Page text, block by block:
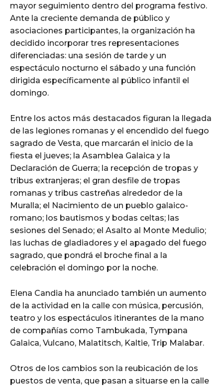
mayor seguimiento dentro del programa festivo.
Ante la creciente demanda de público y
asociaciones participantes, la organización ha
decidido incorporar tres representaciones
diferenciadas: una sesión de tarde y un
espectáculo nocturno el sábado y una función
dirigida específicamente al público infantil el
domingo.
Entre los actos más destacados figuran la llegada
de las legiones romanas y el encendido del fuego
sagrado de Vesta, que marcarán el inicio de la
fiesta el jueves; la Asamblea Galaica y la
Declaración de Guerra; la recepción de tropas y
tribus extranjeras; el gran desfile de tropas
romanas y tribus castreñas alrededor de la
Muralla; el Nacimiento de un pueblo galaico-
romano; los bautismos y bodas celtas; las
sesiones del Senado; el Asalto al Monte Medulio;
las luchas de gladiadores y el apagado del fuego
sagrado, que pondrá el broche final a la
celebración el domingo por la noche.
Elena Candia ha anunciado también un aumento
de la actividad en la calle con música, percusión,
teatro y los espectáculos itinerantes de la mano
de compañías como Tambukada, Tympana
Galaica, Vulcano, Malatitsch, Kaltie, Trip Malabar.
Otros de los cambios son la reubicación de los
puestos de venta, que pasan a situarse en la calle